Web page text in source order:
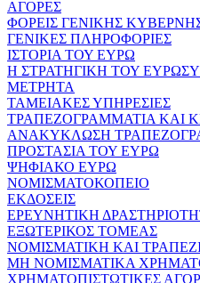
ΑΓΟΡΕΣ
ΦΟΡΕΙΣ ΓΕΝΙΚΗΣ
ΓΕΝΙΚΕΣ ΠΛΗΡΟΦΟΡΙΕΣ
ΙΣΤΟΡΙΑ ΤΟΥ ΕΥΡΩ
Η ΣΤΡΑΤΗΓΙΚΗ ΤΟΥ
ΜΕΤΡΗΤΑ
ΤΑΜΕΙΑΚΕΣ ΥΠΗΡΕΣΙΕΣ
ΤΡΑΠΕΖΟΓΡΑΜΜΑΤΙΑ ΚΑΙ
ΑΝΑΚΥΚΛΩΣΗ
ΠΡΟΣΤΑΣΙΑ ΤΟΥ ΕΥΡΩ
ΨΗΦΙΑΚΟ ΕΥΡΩ
ΝΟΜΙΣΜΑΤΟΚΟΠΕΙΟ
ΕΚΔΟΣΕΙΣ
ΕΡΕΥΝΗΤΙΚΗ
ΕΞΩΤΕΡΙΚΟΣ ΤΟΜΕΑΣ
ΝΟΜΙΣΜΑΤΙΚΗ ΚΑΙ
ΜΗ ΝΟΜΙΣΜΑΤΙΚΑ
ΧΡΗΜΑΤΟΠΙΣΤΩΤΙΚΕΣ